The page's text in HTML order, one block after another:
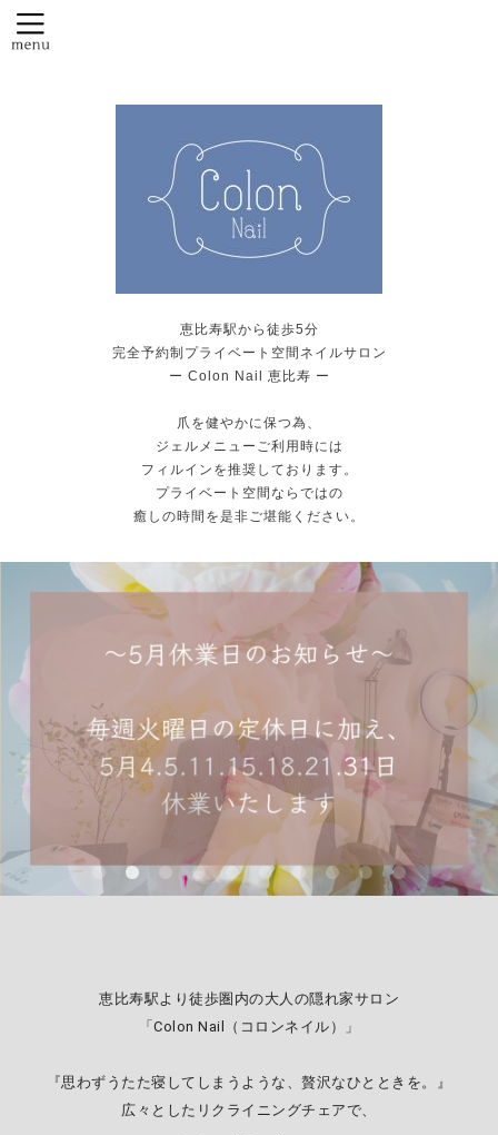
恵比寿駅から徒歩5分
完全予約制プライベート空間ネイルサロン
ー Colon Nail 恵比寿 ー
爪を健やかに保つ為、
ジェルメニューご利用時には
フィルインを推奨しております。
プライベート空間ならではの
癒しの時間を是非ご堪能ください。
New☆オプションフット「角質ケア」の
ご案内
Salon blog
巻爪ケアのご案内
New Nail design
Foot design
恵比寿駅より徒歩圏内の大人の隠れ家サロン
「Colon Nail（コロンネイル）」
『思わずうたた寝してしまうような、贅沢なひとときを。』
広々としたリクライニングチェアで、